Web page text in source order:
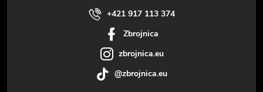
+421 917 113 374
Zbrojnica
zbrojnica.eu
@zbrojnica.eu